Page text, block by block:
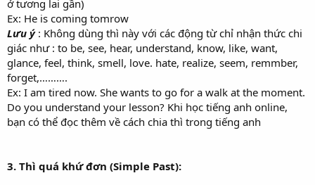
ở tương lai gần)
Ex: He is coming tomrow
Lưu ý : Không dùng thì này với các động từ chỉ nhận thức chi
giác như : to be, see, hear, understand, know, like, want,
glance, feel, think, smell, love. hate, realize, seem, remmber,
forget,……….
Ex: I am tired now. She wants to go for a walk at the moment.
Do you understand your lesson? Khi học tiếng anh online,
bạn có thể đọc thêm về cách chia thì trong tiếng anh
3. Thì quá khứ đơn (Simple Past):